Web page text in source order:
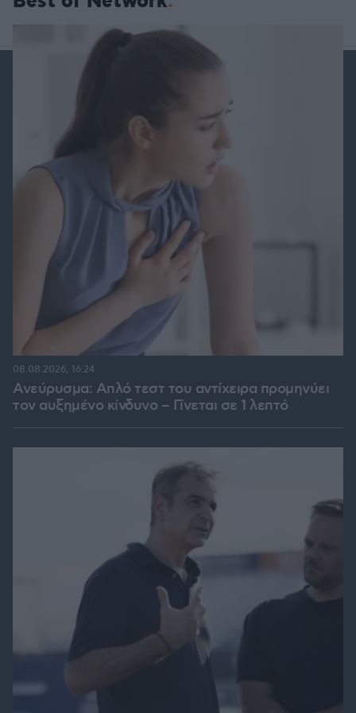
Ανεύρυσμα: Απλό τεστ του αντίχειρα προμηνύει
τον αυξημένο κίνδυνο – Γίνεται σε 1 λεπτό
08.08.2026, 16:24